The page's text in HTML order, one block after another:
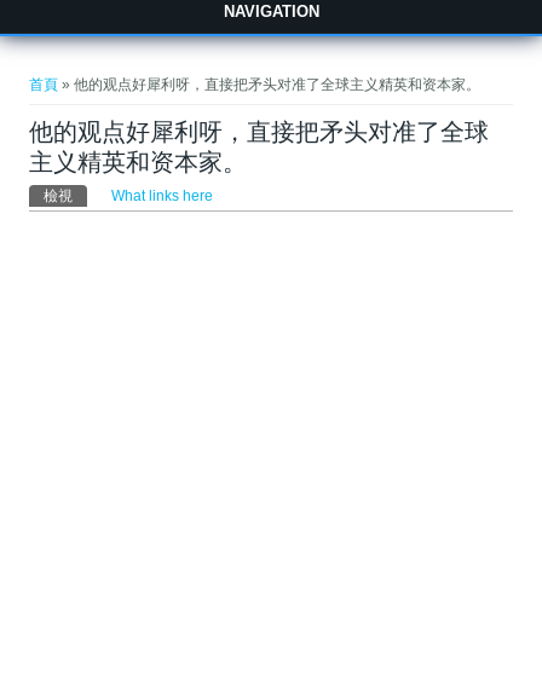
NAVIGATION
首頁 » 他的观点好犀利呀，直接把矛头对准了全球主义精英和资本家。
他的观点好犀利呀，直接把矛头对准了全球
主义精英和资本家。
主要索引標籤
檢視 (作用中頁籤)
What links here